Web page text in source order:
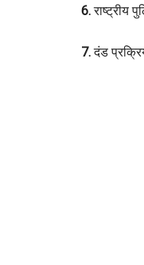
6.राष्ट्रीय
7.दंड